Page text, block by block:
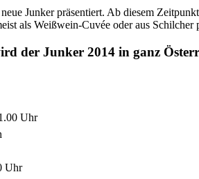
Junker präsentiert. Ab diesem
als Weißwein-Cuvée oder aus
der Junker 2014 in ganz
Uhr
Uhr